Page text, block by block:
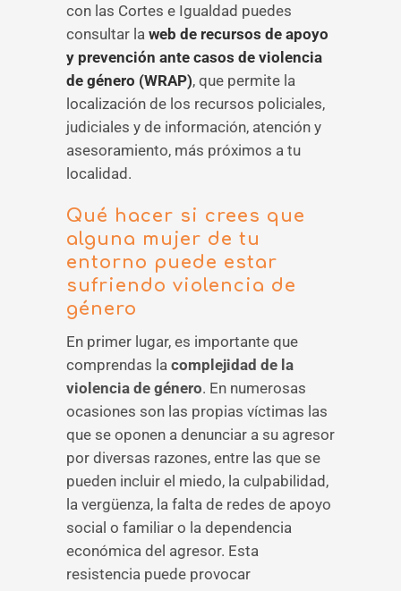
con las Cortes e Igualdad puedes
consultar la web de recursos de apoyo
y prevención ante casos de violencia
de género (WRAP), que permite la
localización de los recursos policiales,
judiciales y de información, atención y
asesoramiento, más próximos a tu
localidad.
Qué hacer si crees que
alguna mujer de tu
entorno puede estar
sufriendo violencia de
género
En primer lugar, es importante que
comprendas la complejidad de la
violencia de género. En numerosas
ocasiones son las propias víctimas las
que se oponen a denunciar a su agresor
por diversas razones, entre las que se
pueden incluir el miedo, la culpabilidad,
la vergüenza, la falta de redes de apoyo
social o familiar o la dependencia
económica del agresor. Esta
resistencia puede provocar